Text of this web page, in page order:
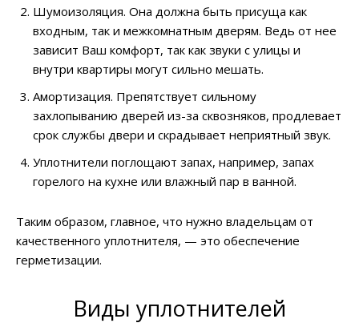
Шумоизоляция. Она должна быть присуща как
входным, так и межкомнатным дверям. Ведь от нее
зависит Ваш комфорт, так как звуки с улицы и
внутри квартиры могут сильно мешать.
Амортизация. Препятствует сильному
захлопыванию дверей из-за сквозняков, продлевает
срок службы двери и скрадывает неприятный звук.
Уплотнители поглощают запах, например, запах
горелого на кухне или влажный пар в ванной.
Таким образом, главное, что нужно владельцам от
качественного уплотнителя, — это обеспечение
герметизации.
Виды уплотнителей